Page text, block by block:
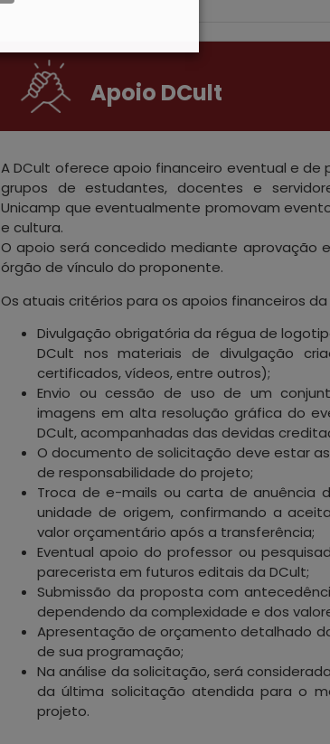
Apoio DCult
A DCult oferece apoio financeiro eventual e de
grupos de estudantes, docentes e
Unicamp que eventualmente promovam
e cultura.
O apoio será concedido mediante aprovação
órgão de vínculo do proponente.
Os atuais critérios para os apoios financeiros da
Divulgação obrigatória da régua de
DCult nos materiais de divulgação
certificados, vídeos, entre outros);
Envio ou cessão de uso de um
imagens em alta resolução gráfica do
DCult, acompanhadas das devidas
O documento de solicitação deve estar
de responsabilidade do projeto;
Troca de e-mails ou carta de anuência
unidade de origem, confirmando a
valor orçamentário após a transferência;
Eventual apoio do professor ou
parecerista em futuros editais da DCult;
Submissão da proposta com
dependendo da complexidade e dos
Apresentação de orçamento detalhado
de sua programação;
Na análise da solicitação, será
da última solicitação atendida para o
projeto.